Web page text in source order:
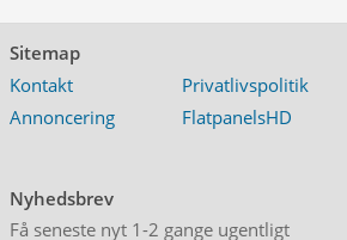
Sitemap
Kontakt
Privatlivspolitik
Annoncering
FlatpanelsHD
Nyhedsbrev
Få seneste nyt 1-2 gange ugentligt